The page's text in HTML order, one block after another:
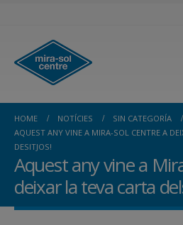
HOME NOTÍCIES
SIN CATEGORÍA
AQUEST ANY VINE A MIRA-SOL CENTRE A
DESITJOS!
Aquest any vine a
deixar la teva carta